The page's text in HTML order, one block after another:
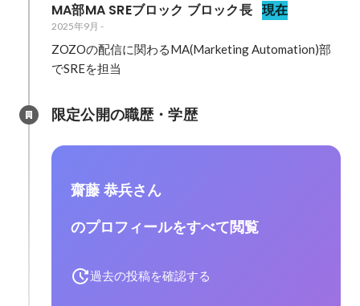
MA部MA SREブロック ブロック長 現在
2025年9月 -
ZOZOの配信に関わるMA(Marketing Automation)部
でSREを担当
限定公開の職歴・学歴
齋藤 恭兵さん
のプロフィールをすべて閲覧
過去の投稿を確認する